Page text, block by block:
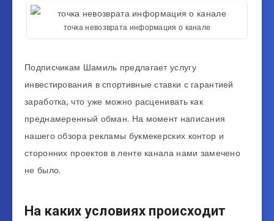
точка невозврата информация о канале
Подписчикам Шамиль предлагает услугу
инвестирования в спортивные ставки с гарантией
заработка, что уже можно расценивать как
преднамеренный обман. На момент написания
нашего обзора рекламы букмекерских контор и
сторонних проектов в ленте канала нами замечено
не было.
На каких условиях происходит